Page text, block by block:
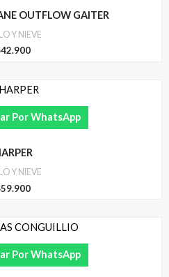
OUTFLOW GAITER
Y NIEVE
42.900
Por WhatsApp
Y NIEVE
59.900
Por WhatsApp
El
precio
original
era:
$119.900.
El
precio
actual
es:
$79.900.